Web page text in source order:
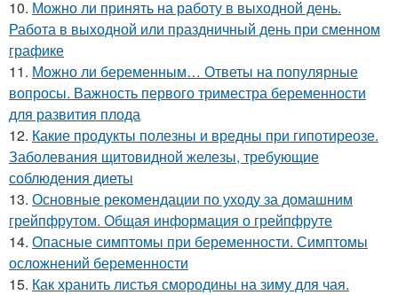
10. Можно ли принять на работу в выходной день.
Работа в выходной или праздничный день при сменном
графике
11. Можно ли беременным… Ответы на популярные
вопросы. Важность первого триместра беременности
для развития плода
12. Какие продукты полезны и вредны при гипотиреозе.
Заболевания щитовидной железы, требующие
соблюдения диеты
13. Основные рекомендации по уходу за домашним
грейпфрутом. Общая информация о грейпфруте
14. Опасные симптомы при беременности. Симптомы
осложнений беременности
15. Как хранить листья смородины на зиму для чая.